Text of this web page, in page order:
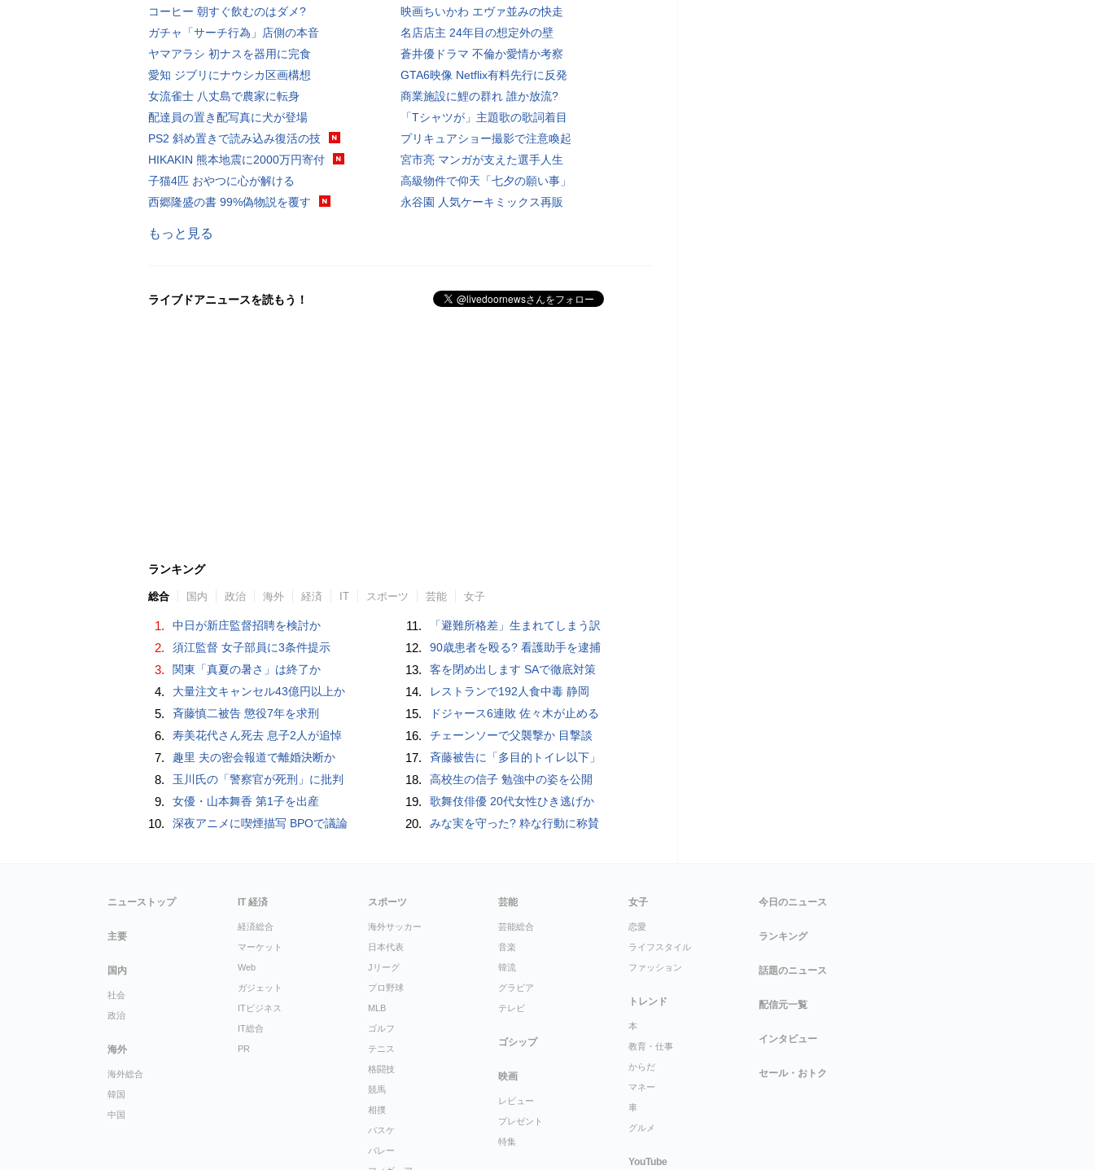
コーヒー 朝すぐ飲むのはダメ?
ガチャ「サーチ行為」店側の本音
ヤマアラシ 初ナスを器用に完食
愛知 ジブリにナウシカ区画構想
女流雀士 八丈島で農家に転身
配達員の置き配写真に犬が登場
PS2 斜め置きで読み込み復活の技
HIKAKIN 熊本地震に2000万円寄付
子猫4匹 おやつに心が解ける
西郷隆盛の書 99%偽物説を覆す
映画ちいかわ エヴァ並みの快走
名店店主 24年目の想定外の壁
蒼井優ドラマ 不倫か愛情か考察
GTA6映像 Netflix有料先行に反発
商業施設に鯉の群れ 誰か放流?
「Tシャツが」主題歌の歌詞着目
プリキュアショー撮影で注意喚起
宮市亮 マンガが支えた選手人生
高級物件で仰天「七夕の願い事」
永谷園 人気ケーキミックス再販
もっと見る
ライブドアニュースを読もう！
ランキング
総合 国内 政治 海外 経済 IT スポーツ 芸能 女子
1. 中日が新庄監督招聘を検討か
2. 須江監督 女子部員に3条件提示
3. 関東「真夏の暑さ」は終了か
4. 大量注文キャンセル43億円以上か
5. 斉藤慎二被告 懲役7年を求刑
6. 寿美花代さん死去 息子2人が追悼
7. 趣里 夫の密会報道で離婚決断か
8. 玉川氏の「警察官が死刑」に批判
9. 女優・山本舞香 第1子を出産
10. 深夜アニメに喫煙描写 BPOで議論
11. 「避難所格差」生まれてしまう訳
12. 90歳患者を殴る? 看護助手を逮捕
13. 客を閉め出します SAで徹底対策
14. レストランで192人食中毒 静岡
15. ドジャース6連敗 佐々木が止める
16. チェーンソーで父襲撃か 目撃談
17. 斉藤被告に「多目的トイレ以下」
18. 高校生の信子 勉強中の姿を公開
19. 歌舞伎俳優 20代女性ひき逃げか
20. みな実を守った? 粋な行動に称賛
ニューストップ
主要
国内
社会
政治
海外
海外総合
韓国
中国
IT 経済
経済総合
マーケット
Web
ガジェット
ITビジネス
IT総合
PR
スポーツ
海外サッカー
日本代表
Jリーグ
プロ野球
MLB
ゴルフ
テニス
格闘技
競馬
相撲
バスケ
バレー
芸能
芸能総合
音楽
韓流
グラビア
テレビ
ゴシップ
映画
レビュー
プレゼント
特集
女子
恋愛
ライフスタイル
ファッション
トレンド
本
教育・仕事
からだ
マネー
車
グルメ
YouTube
今日のニュース
ランキング
話題のニュース
配信元一覧
インタビュー
セール・おトク